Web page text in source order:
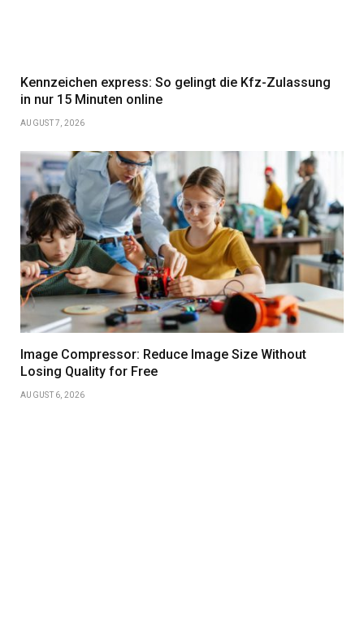
Kennzeichen express: So gelingt die Kfz-Zulassung
in nur 15 Minuten online
AUGUST 7, 2026
Image Compressor: Reduce Image Size Without
Losing Quality for Free
AUGUST 6, 2026